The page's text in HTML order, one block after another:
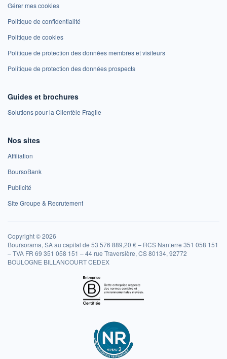
Gérer mes cookies
Politique de confidentialité
Politique de cookies
Politique de protection des données membres et visiteurs
Politique de protection des données prospects
Guides et brochures
Solutions pour la Clientèle Fragile
Nos sites
Affiliation
BoursoBank
Publicité
Site Groupe & Recrutement
Copyright © 2026
Boursorama, SA au capital de 53 576 889,20 € – RCS Nanterre 351 058 151
– TVA FR 69 351 058 151 – 44 rue Traversière, CS 80134, 92772
BOULOGNE BILLANCOURT CEDEX